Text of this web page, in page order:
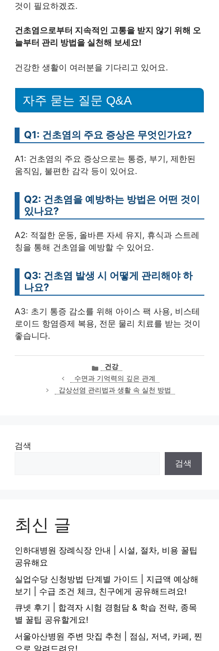
것이 필요하겠죠.
건초염으로부터 지속적인 고통을 받지 않기 위해 오
늘부터 관리 방법을 실천해 보세요!
건강한 생활이 여러분을 기다리고 있어요.
자주 묻는 질문 Q&A
Q1: 건초염의 주요 증상은 무엇인가요?
A1: 건초염의 주요 증상으로는 통증, 부기, 제한된
움직임, 불편한 감각 등이 있어요.
Q2: 건초염을 예방하는 방법은 어떤 것이
있나요?
A2: 적절한 운동, 올바른 자세 유지, 휴식과 스트레
칭을 통해 건초염을 예방할 수 있어요.
Q3: 건초염 발생 시 어떻게 관리해야 하
나요?
A3: 초기 통증 감소를 위해 아이스 팩 사용, 비스테
로이드 항염증제 복용, 전문 물리 치료를 받는 것이
좋습니다.
카
테
고
리
건강
수면과 기억력의 깊은 관계
갑상선염 관리법과 생활 속 실천 방법
검색
검색
최신 글
인하대병원 장례식장 안내 | 시설, 절차, 비용 꿀팁
공유해요
실업수당 신청방법 단계별 가이드 | 지급액 예상해
보기 | 수급 조건 체크, 친구에게 공유해드려요!
큐넷 후기 | 합격자 시험 경험담 & 학습 전략, 종목
별 꿀팁 공유할게요!
서울아산병원 주변 맛집 추천 | 점심, 저녁, 카페, 찐
으로 알려드려요!